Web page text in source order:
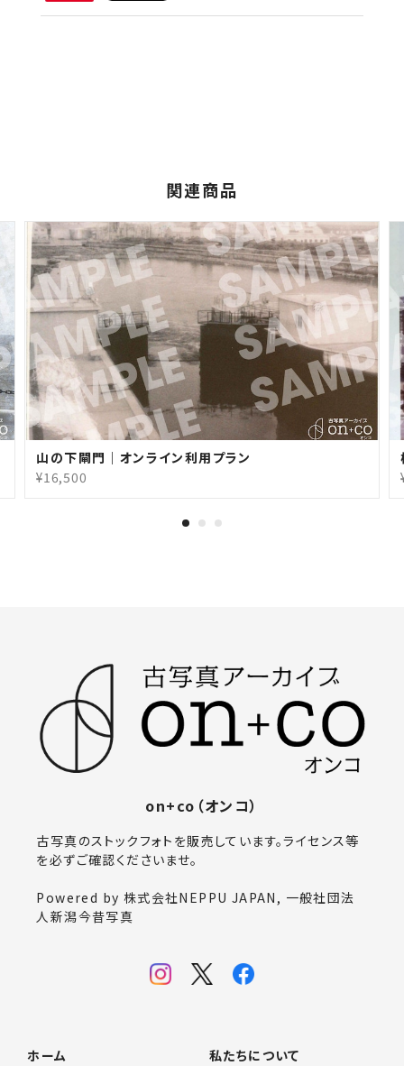
関連商品
山の下閘門｜オンライン利用プラン
¥16,500
on+co（オンコ）
古写真のストックフォトを販売しています。ライセンス等
を必ずご確認くださいませ。
Powered by 株式会社NEPPU JAPAN, 一般社団法
人新潟今昔写真
ホーム 私たちについて